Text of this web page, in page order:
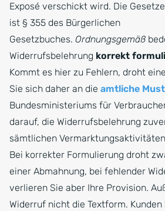
Exposé verschickt wird. Die
ist § 355 des Bürgerlichen
Gesetzbuches. Ordnungsgemäß
Widerrufsbelehrung korrekt
Kommt es hier zu Fehlern, droht
Sie sich daher an die amtliche
Bundesministeriums für
darauf, die Widerrufsbelehrung
sämtlichen
Bei korrekter Formulierung droht
einer Abmahnung, bei fehlender
verlieren Sie aber Ihre Provision.
Widerruf nicht die Textform. Kunden